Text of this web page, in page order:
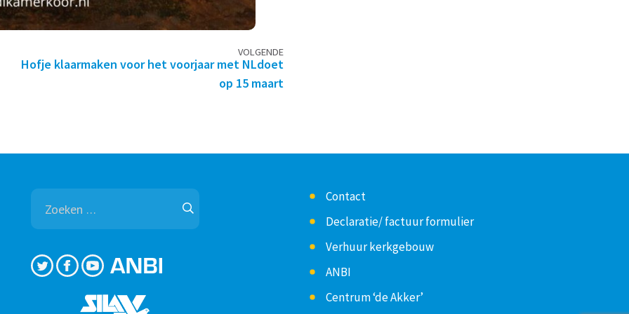
VOLGENDE
Hofje klaarmaken voor het voorjaar met NLdoet
op 15 maart
Zoeken
naar:
Contact
Declaratie/ factuur formulier
Verhuur kerkgebouw
ANBI
Centrum ‘de Akker’